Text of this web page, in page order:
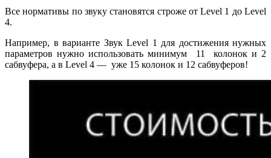
Все нормативы по звуку становятся строже от Level 1 до Level
4.
Например, в варианте Звук Level 1 для достижения нужных
параметров нужно использовать минимум 11 колонок и 2
сабвуфера, а в Level 4 — уже 15 колонок и 12 сабвуферов!